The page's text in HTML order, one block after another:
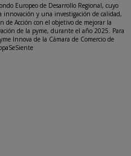
Europeo de Desarrollo Regional, cuyo
innovación y una investigación de calidad,
de Acción con el objetivo de mejorar la
de la pyme, durante el año 2025. Para
Innova de la Cámara de Comercio de